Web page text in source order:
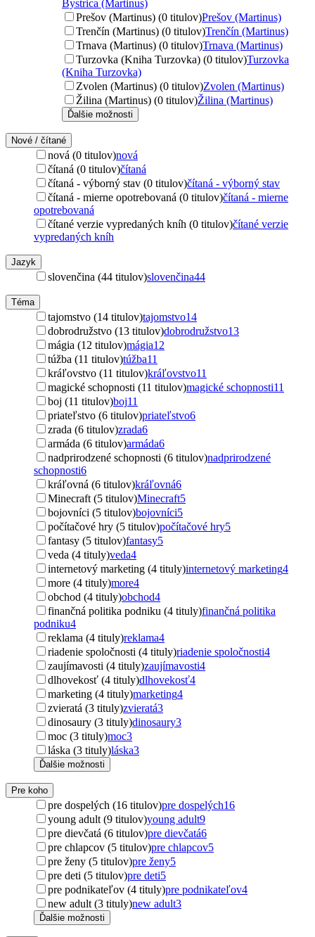
Bystrica (Martinus)
Prešov (Martinus) (0 titulov)Prešov (Martinus)
Trenčín (Martinus) (0 titulov)Trenčín (Martinus)
Trnava (Martinus) (0 titulov)Trnava (Martinus)
Turzovka (Kniha Turzovka) (0 titulov)Turzovka
(Kniha Turzovka)
Zvolen (Martinus) (0 titulov)Zvolen (Martinus)
Žilina (Martinus) (0 titulov)Žilina (Martinus)
Ďalšie možnosti
Nové / čítané
nová (0 titulov)nová
čítaná (0 titulov)čítaná
čítaná - výborný stav (0 titulov)čítaná - výborný stav
čítaná - mierne opotrebovaná (0 titulov)čítaná - mierne
opotrebovaná
čítané verzie vypredaných kníh (0 titulov)čítané verzie
vypredaných kníh
Jazyk
slovenčina (44 titulov)slovenčina44
Téma
tajomstvo (14 titulov)tajomstvo14
dobrodružstvo (13 titulov)dobrodružstvo13
mágia (12 titulov)mágia12
túžba (11 titulov)túžba11
kráľovstvo (11 titulov)kráľovstvo11
magické schopnosti (11 titulov)magické schopnosti11
boj (11 titulov)boj11
priateľstvo (6 titulov)priateľstvo6
zrada (6 titulov)zrada6
armáda (6 titulov)armáda6
nadprirodzené schopnosti (6 titulov)nadprirodzené
schopnosti6
kráľovná (6 titulov)kráľovná6
Minecraft (5 titulov)Minecraft5
bojovníci (5 titulov)bojovníci5
počítačové hry (5 titulov)počítačové hry5
fantasy (5 titulov)fantasy5
veda (4 tituly)veda4
internetový marketing (4 tituly)internetový marketing4
more (4 tituly)more4
obchod (4 tituly)obchod4
finančná politika podniku (4 tituly)finančná politika
podniku4
reklama (4 tituly)reklama4
riadenie spoločnosti (4 tituly)riadenie spoločnosti4
zaujímavosti (4 tituly)zaujímavosti4
dlhovekosť (4 tituly)dlhovekosť4
marketing (4 tituly)marketing4
zvieratá (3 tituly)zvieratá3
dinosaury (3 tituly)dinosaury3
moc (3 tituly)moc3
láska (3 tituly)láska3
Ďalšie možnosti
Pre koho
pre dospelých (16 titulov)pre dospelých16
young adult (9 titulov)young adult9
pre dievčatá (6 titulov)pre dievčatá6
pre chlapcov (5 titulov)pre chlapcov5
pre ženy (5 titulov)pre ženy5
pre deti (5 titulov)pre deti5
pre podnikateľov (4 tituly)pre podnikateľov4
new adult (3 tituly)new adult3
Ďalšie možnosti